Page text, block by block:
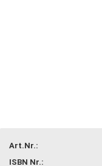
Art.Nr.:
ISBN Nr.: